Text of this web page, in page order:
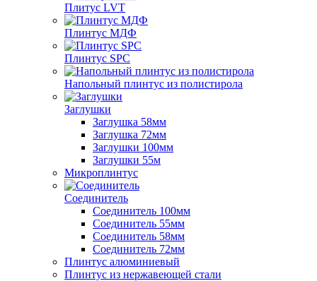
Плитус LVT
Плинтус МДФ
Плинтус SPC
Напольный плинтус из полистирола
Заглушки
Заглушка 58мм
Заглушка 72мм
Заглушки 100мм
Заглушки 55м
Микроплинтус
Соединитель
Соединитель 100мм
Соединитель 55мм
Соединитель 58мм
Соединитель 72мм
Плинтус алюминиевый
Плинтус из нержавеющей стали